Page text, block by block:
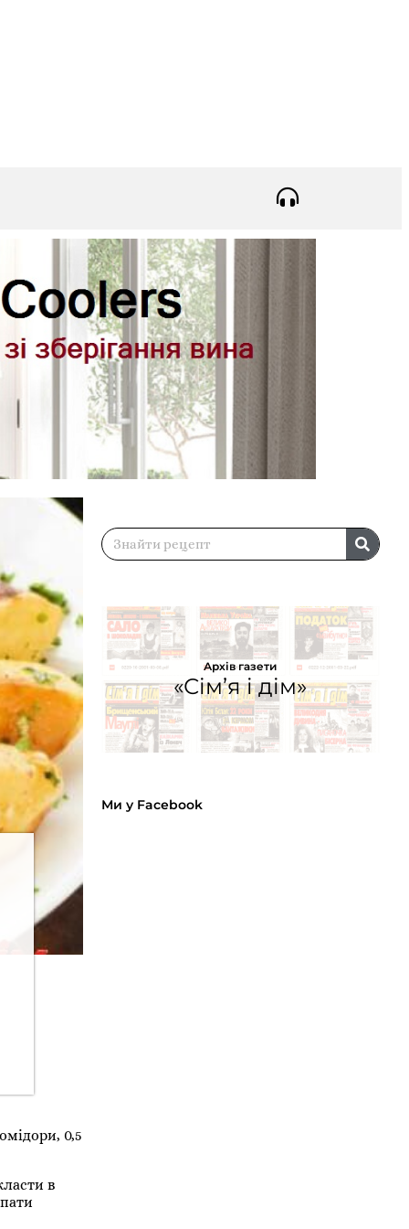
0,5
в
Архів газети
«Сім’я і дім»
Ми у Facebook